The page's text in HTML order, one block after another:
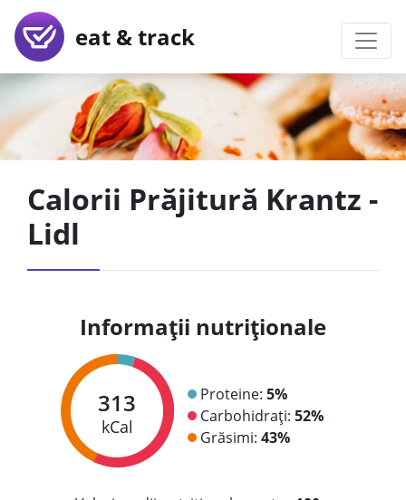
eat & track
Calorii Prăjitură Krantz -
Lidl
Informații nutriționale
313
kCal
Proteine: 5%
Carbohidrați: 52%
Grăsimi: 43%